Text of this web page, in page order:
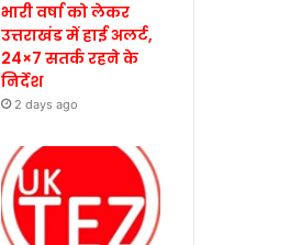
भारी वर्षा को लेकर
उत्तराखंड में हाई अलर्ट,
24×7 सतर्क रहने के
निर्देश
2 days ago